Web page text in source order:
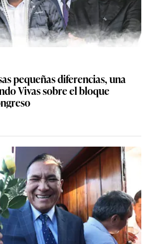
pequeñas diferencias, una
Vivas sobre el bloque